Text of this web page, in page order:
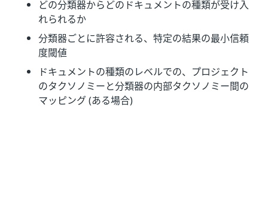
どの分類器からどのドキュメントの種類が受け入
れられるか
分類器ごとに許容される、特定の結果の最小信頼
度閾値
ドキュメントの種類のレベルでの、プロジェクト
のタクソノミーと分類器の内部タクソノミー間の
マッピング (ある場合)